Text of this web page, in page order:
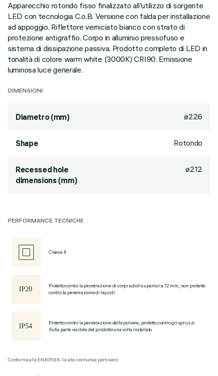
Apparecchio rotondo fisso finalizzato all'utilizzo di sorgente
LED con tecnologia C.o.B. Versione con falda per installazione
ad appoggio. Riflettore verniciato bianco con strato di
protezione antigraffio. Corpo in alluminio pressofuso e
sistema di dissipazione passiva. Prodotto completo di LED in
tonalità di colore warm white (3000K) CRI90. Emissione
luminosa luce generale.
DIMENSIONI
Diametro (mm) ø226
Shape Rotondo
Recessed hole
dimensions (mm)
ø212
PERFORMANCE TECNICHE
Classe II
Protetto contro la penetrazione di corpi solidi superiori a 12 mm, non protetto
contro la penetrazione di liquidi.
Protetto contro la penetrazione della polvere, protetto contro gli spruzzi.
Sulla parte visibile del prodotto una volta installato
Conforme alla EN60598-1 e alle normative pertinenti.